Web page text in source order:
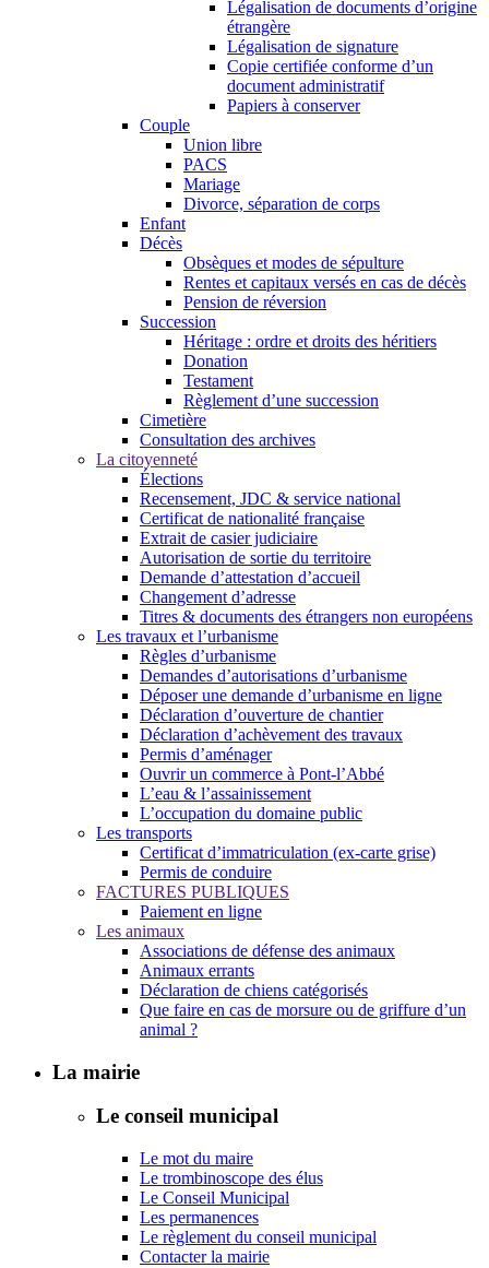
Légalisation de documents d’origine
étrangère
Légalisation de signature
Copie certifiée conforme d’un
document administratif
Papiers à conserver
Couple
Union libre
PACS
Mariage
Divorce, séparation de corps
Enfant
Décès
Obsèques et modes de sépulture
Rentes et capitaux versés en cas de décès
Pension de réversion
Succession
Héritage : ordre et droits des héritiers
Donation
Testament
Règlement d’une succession
Cimetière
Consultation des archives
La citoyenneté
Élections
Recensement, JDC & service national
Certificat de nationalité française
Extrait de casier judiciaire
Autorisation de sortie du territoire
Demande d’attestation d’accueil
Changement d’adresse
Titres & documents des étrangers non européens
Les travaux et l’urbanisme
Règles d’urbanisme
Demandes d’autorisations d’urbanisme
Déposer une demande d’urbanisme en ligne
Déclaration d’ouverture de chantier
Déclaration d’achèvement des travaux
Permis d’aménager
Ouvrir un commerce à Pont-l’Abbé
L’eau & l’assainissement
L’occupation du domaine public
Les transports
Certificat d’immatriculation (ex-carte grise)
Permis de conduire
FACTURES PUBLIQUES
Paiement en ligne
Les animaux
Associations de défense des animaux
Animaux errants
Déclaration de chiens catégorisés
Que faire en cas de morsure ou de griffure d’un
animal ?
La mairie
Le conseil municipal
Le mot du maire
Le trombinoscope des élus
Le Conseil Municipal
Les permanences
Le règlement du conseil municipal
Contacter la mairie